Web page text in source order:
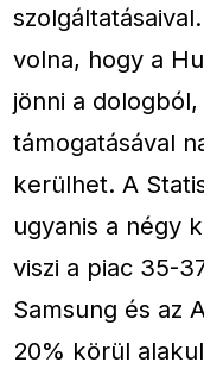
volna, hogy a
jönni a
támogatásával
kerülhet. A
ugyanis a négy
viszi a piac 35-
Samsung és az
20% körül